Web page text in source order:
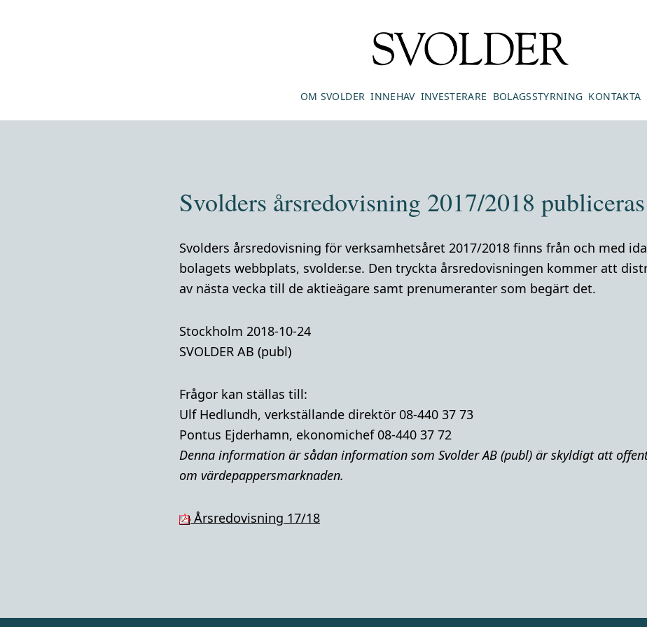
OM SVOLDER INNEHAV INVESTERARE BOLAGSSTYRNING KONTAKTA
Svolders årsredovisning 2017/2018 publiceras
Svolders årsredovisning för verksamhetsåret 2017/2018 finns från och med
bolagets webbplats, svolder.se. Den tryckta årsredovisningen kommer att
av nästa vecka till de aktieägare samt prenumeranter som begärt det.
Stockholm 2018-10-24
SVOLDER AB (publ)
Frågor kan ställas till:
Ulf Hedlundh, verkställande direktör 08-440 37 73
Pontus Ejderhamn, ekonomichef 08-440 37 72
Denna information är sådan information som Svolder AB (publ) är skyldigt att
om värdepappersmarknaden.
Årsredovisning 17/18